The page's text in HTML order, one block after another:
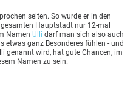
selten. So wurde er in den
Hauptstadt nur 12-mal
Namen Ulli darf man sich also auch
etwas ganz Besonderes fühlen - und
genannt wird, hat gute Chancen, im
Namen zu sein.